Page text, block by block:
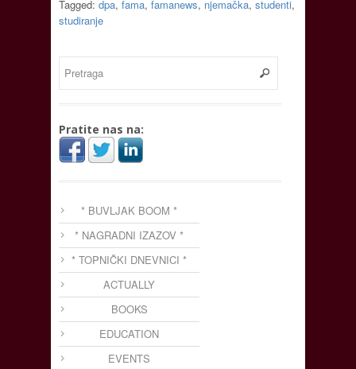
Tagged: dpa, fama, famanews, njemačka, studenti,
studiranje
Pratite nas na:
* BUVLJAK BOOM *
* NAGRADNI IZAZOV *
* TOPNIČKI DNEVNICI *
ACTUALLY
BOOKS
EDUCATION
EVENTS